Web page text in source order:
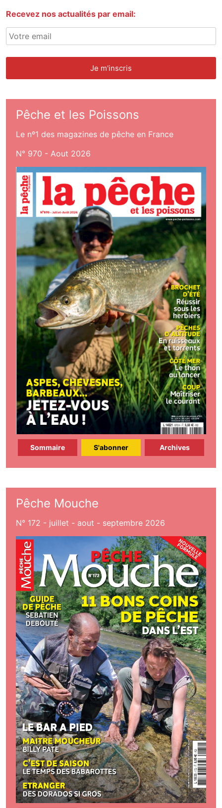
Recevez nos actualités par email:
Pêche et les Poissons
Le nº1 des magazines de pêche en France
N° 970 - Aout 2026
Sommaire S'abonner Archives
Pêche Mouche
N° 172 - juillet - aout - septembre 2026